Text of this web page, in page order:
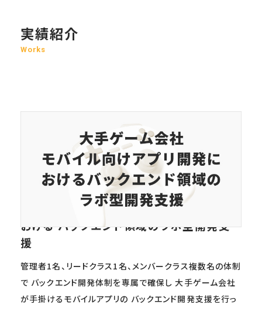
実績紹介
Works
大手ゲーム会社モバイル向けアプリ開発に
おける バックエンド領域のラボ型開発支
援
管理者1名、リードクラス1名、メンバークラス複数名の体制
で バックエンド開発体制を専属で確保し 大手ゲーム会社
が手掛けるモバイルアプリの バックエンド開発支援を行っ